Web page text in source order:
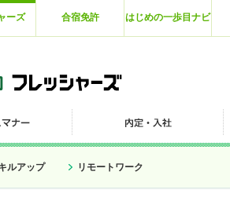
ーズ 合宿免許 はじめの一歩目ナビ
ルアップ リモートワーク